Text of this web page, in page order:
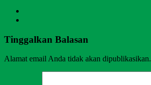
Tinggalkan Balasan
Alamat email Anda tidak akan dipublikasikan.